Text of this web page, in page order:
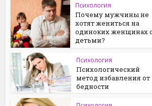
Психология
Почему мужчины не
хотят жениться на
одиноких женщинах
детьми?
Психология
Психологический
метод избавления от
бедности